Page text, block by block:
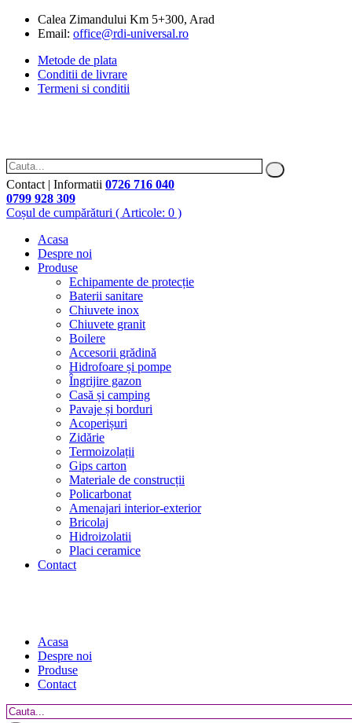
Calea Zimandului Km 5+300, Arad
Email: office@rdi-universal.ro
Metode de plata
Conditii de livrare
Termeni si conditii
Contact | Informatii 0726 716 040
0799 928 309
Coșul de cumpărături ( Articole: 0 )
Acasa
Despre noi
Produse
Echipamente de protecție
Baterii sanitare
Chiuvete inox
Chiuvete granit
Boilere
Accesorii grădină
Hidrofoare și pompe
Îngrijire gazon
Casă și camping
Pavaje și borduri
Acoperișuri
Zidărie
Termoizolații
Gips carton
Materiale de construcții
Policarbonat
Amenajari interior-exterior
Bricolaj
Hidroizolatii
Placi ceramice
Contact
Acasa
Despre noi
Produse
Contact